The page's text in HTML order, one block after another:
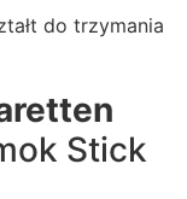
do trzymania
Stick